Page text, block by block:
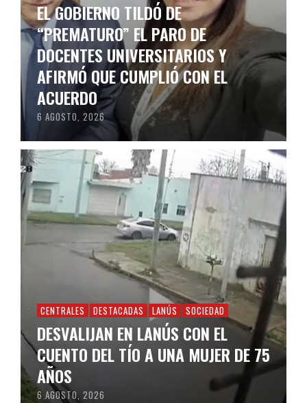
EL GOBIERNO TILDÓ DE
“PREMATURO” EL PARO DE
DOCENTES UNIVERSITARIOS Y
AFIRMÓ QUE CUMPLIÓ CON EL
ACUERDO
6 AGOSTO, 2026
CENTRALES DESTACADAS LANÚS SOCIEDAD
DESVALIJAN EN LANÚS CON EL
CUENTO DEL TÍO A UNA MUJER DE 75
AÑOS
6 AGOSTO, 2026